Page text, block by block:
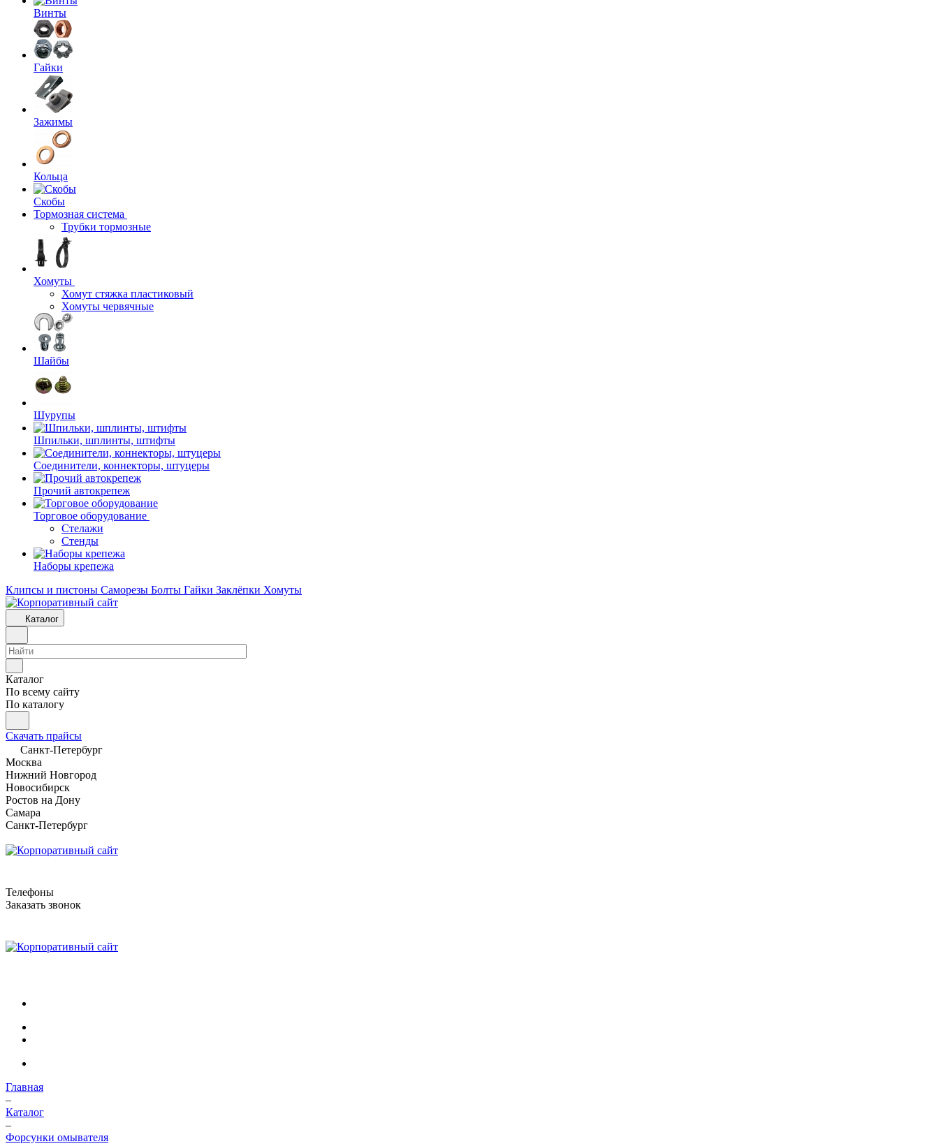
Винты
Гайки
Зажимы
Кольца
Скобы
Тормозная система
Трубки тормозные
Хомуты
Хомут стяжка пластиковый
Хомуты червячные
Шайбы
Шурупы
Шпильки, шплинты, штифты
Соединители, коннекторы, штуцеры
Прочий автокрепеж
Торговое оборудование
Стелажи
Стенды
Наборы крепежа
Клипсы и пистоны Саморезы Болты Гайки Заклёпки Хомуты
Каталог
Каталог
По всему сайту
По каталогу
Скачать прайсы
Санкт-Петербург
Москва
Нижний Новгород
Новосибирск
Ростов на Дону
Самара
Санкт-Петербург
Телефоны
Заказать звонок
Главная
–
Каталог
–
Форсунки омывателя